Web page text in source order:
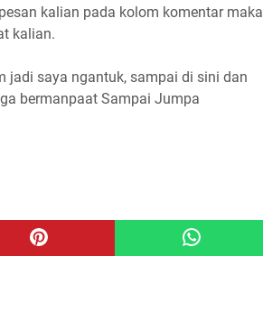
kalian pada kolom komentar maka
kalian.
jadi saya ngantuk, sampai di sini dan
bermanpaat Sampai Jumpa